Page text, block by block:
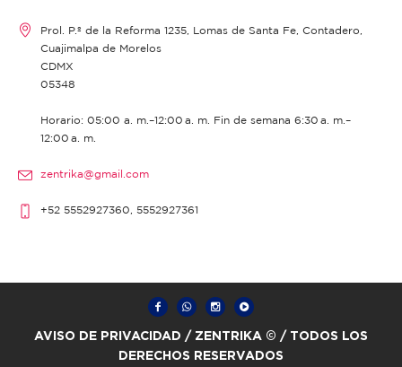
Prol. P.º de la Reforma 1235, Lomas de Santa Fe, Contadero,
Cuajimalpa de Morelos
CDMX
05348
Horario: 05:00 a. m.–12:00 a. m. Fin de semana 6:30 a. m.–
12:00 a. m.
zentrika@gmail.com
+52 5552927360, 5552927361
AVISO DE PRIVACIDAD / ZENTRIKA © / TODOS LOS
DERECHOS RESERVADOS